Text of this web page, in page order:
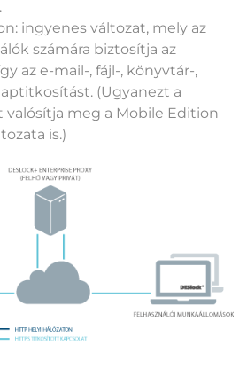
ingyenes változat, mely az
számára biztosítja az
az e-mail-, fájl-, könyvtár-,
(Ugyanezt a
meg a Mobile Edition
is.)